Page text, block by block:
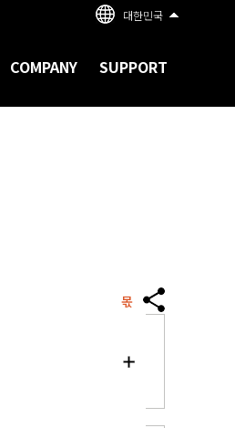
대한민국
COMPANY SUPPORT
몫